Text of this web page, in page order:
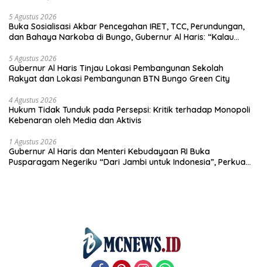
5 Agustus 2026
Buka Sosialisasi Akbar Pencegahan IRET, TCC, Perundungan,
dan Bahaya Narkoba di Bungo, Gubernur Al Haris: “Kalau
tangan”
5 Agustus 2026
Gubernur Al Haris Tinjau Lokasi Pembangunan Sekolah
Rakyat dan Lokasi Pembangunan BTN Bungo Green City
4 Agustus 2026
Hukum Tidak Tunduk pada Persepsi: Kritik terhadap Monopoli
Kebenaran oleh Media dan Aktivis
1 Agustus 2026
Gubernur Al Haris dan Menteri Kebudayaan RI Buka
Pusparagam Negeriku “Dari Jambi untuk Indonesia”, Perkuat